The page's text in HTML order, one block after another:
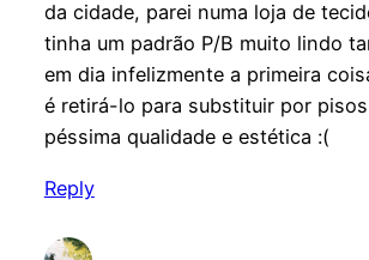
da cidade, parei numa loja de
tinha um padrão P/B muito lindo
em dia infelizmente a primeira
é retirá-lo para substituir por
péssima qualidade e estética :(
Reply